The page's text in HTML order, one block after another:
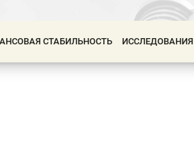
СТАБИЛЬНОСТЬ ИССЛЕДОВАНИЯ